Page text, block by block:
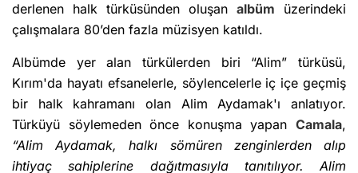
derlenen halk türküsünden oluşan albüm üzerindeki
çalışmalara 80’den fazla müzisyen katıldı.
Albümde yer alan türkülerden biri “Alim” türküsü,
Kırım'da hayatı efsanelerle, söylencelerle iç içe geçmiş
bir halk kahramanı olan Alim Aydamak'ı anlatıyor.
Türküyü söylemeden önce konuşma yapan Camala,
“Alim Aydamak, halkı sömüren zenginlerden alıp
ihtiyaç sahiplerine dağıtmasıyla tanıtılıyor. Alim